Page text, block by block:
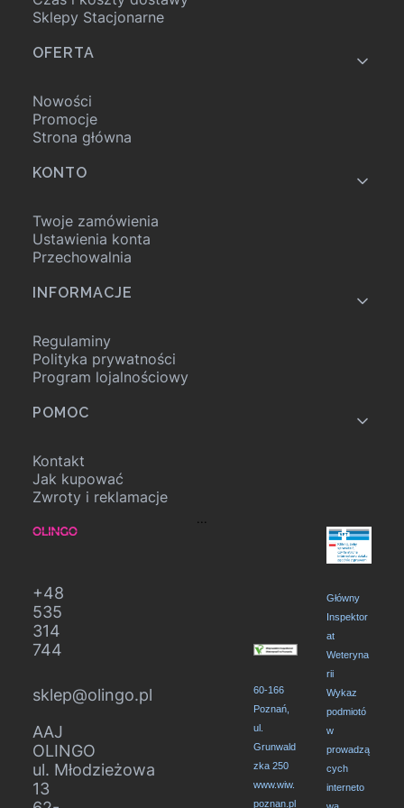
Sklepy Stacjonarne
OFERTA
Nowości
Promocje
Strona główna
KONTO
Twoje zamówienia
Ustawienia konta
Przechowalnia
INFORMACJE
Regulaminy
Polityka prywatności
Program lojalnościowy
POMOC
Kontakt
Jak kupować
Zwroty i reklamacje
...
+48
535
314
744
sklep@olingo.pl
AAJ
OLINGO
ul. Młodzieżowa
13
60-166
Poznań,
ul.
Grunwald
zka 250
www.wiw.
poznan.pl
Główny
Inspektor
at
Weteryna
rii
Wykaz
podmiotó
w
prowadzą
cych
interneto